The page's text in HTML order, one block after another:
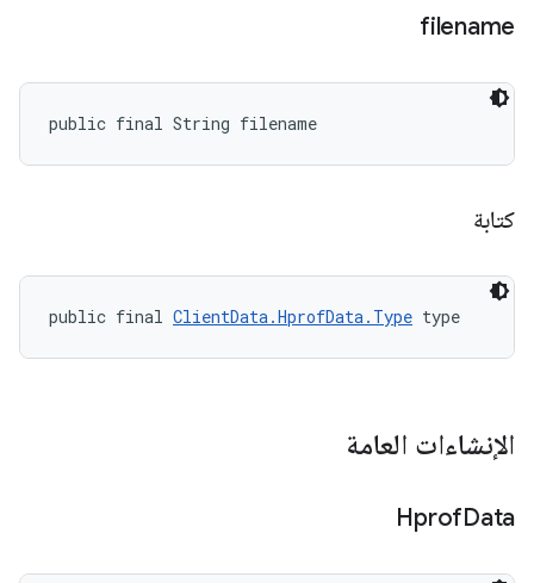
filename
public final String filename
كتابة
public final ClientData.HprofData.Type type
الإنشاءات العامة
HprofData